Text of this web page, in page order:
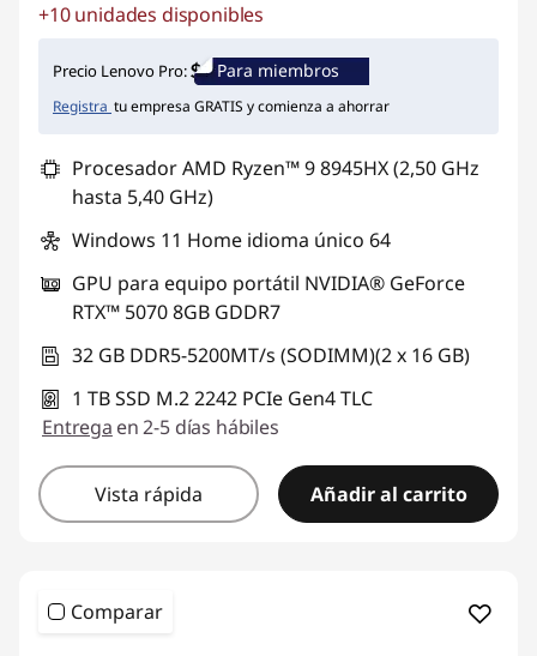
Ahorros instantáneos :
+10 unidades disponibles
Precio Lenovo Pro: Para miembros
Registra tu empresa GRATIS y comienza a ahorrar
Procesador AMD Ryzen™ 9 8945HX (2,50 GHz
hasta 5,40 GHz)
Windows 11 Home idioma único 64
GPU para equipo portátil NVIDIA® GeForce
RTX™ 5070 8GB GDDR7
32 GB DDR5-5200MT/s (SODIMM)(2 x 16 GB)
1 TB SSD M.2 2242 PCIe Gen4 TLC
Entrega en 2-5 días hábiles
Vista rápida Añadir al carrito
Comparar